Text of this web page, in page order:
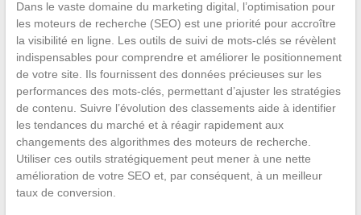
Dans le vaste domaine du marketing digital, l’optimisation pour
les moteurs de recherche (SEO) est une priorité pour accroître
la visibilité en ligne. Les outils de suivi de mots-clés se révèlent
indispensables pour comprendre et améliorer le positionnement
de votre site. Ils fournissent des données précieuses sur les
performances des mots-clés, permettant d’ajuster les stratégies
de contenu. Suivre l’évolution des classements aide à identifier
les tendances du marché et à réagir rapidement aux
changements des algorithmes des moteurs de recherche.
Utiliser ces outils stratégiquement peut mener à une nette
amélioration de votre SEO et, par conséquent, à un meilleur
taux de conversion.